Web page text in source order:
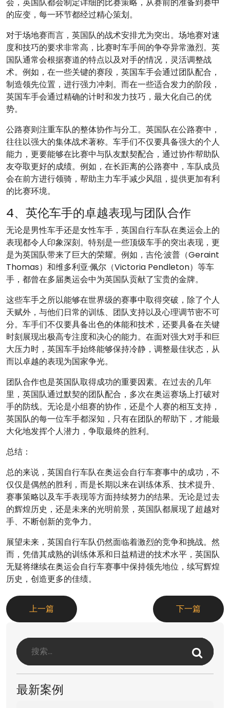
的应变，每一环节都经过精心策划。
对于场地赛而言，英国队的战术安排尤为突出。场地赛对速
度和技巧的要求非常高，比赛时车手间的争夺异常激烈。英
国队通常会根据赛道的特点以及对手的情况，灵活调整战
术。例如，在一些关键的赛段，英国车手会通过团队配合，
制造领先位置，进行强力冲刺。而在一些适合发力的阶段，
英国车手会通过精确的计时和发力技巧，最大化自己的优
势。
公路赛则注重车队的整体协作与分工。英国队在公路赛中，
往往以强大的集体战术著称。车手们不仅要具备强大的个人
能力，更要能够在比赛中与队友默契配合，通过协作帮助队
友夺取更好的成绩。例如，在长距离的公路赛中，车队成员
会在前方进行领骑，帮助主力车手减少风阻，提供更加有利
的比赛环境。
4、英伦车手的卓越表现与团队合作
无论是男性车手还是女性车手，英国自行车队在奥运会上的
表现都令人印象深刻。特别是一些顶级车手的突出表现，更
是为英国队带来了巨大的荣耀。例如，吉伦·波普（Geraint
Thomas）和维多利亚·佩尔（Victoria Pendleton）等车
手，都曾在多届奥运会中为英国队贡献了宝贵的金牌。
这些车手之所以能够在世界级的赛事中取得突破，除了个人
天赋外，与他们日常的训练、团队支持以及心理调节密不可
分。车手们不仅要具备出色的体能和技术，还要具备在关键
时刻展现出极高专注度和决心的能力。在面对强大对手和巨
大压力时，英国车手始终能够保持冷静，调整最佳状态，从
而以卓越的表现为国家争光。
团队合作也是英国队取得成功的重要因素。在过去的几年
里，英国队通过默契的团队配合，多次在奥运赛场上打破对
手的防线。无论是小组赛的协作，还是个人赛的相互支持，
英国队的每一位车手都深知，只有在团队的帮助下，才能最
大化地发挥个人潜力，争取最终的胜利。
总结：
总的来说，英国自行车队在奥运会自行车赛事中的成功，不
仅仅是偶然的胜利，而是长期以来在训练体系、技术提升、
赛事策略以及车手表现等方面持续努力的结果。无论是过去
的辉煌历史，还是未来的光明前景，英国队都展现了超越对
手、不断创新的竞争力。
展望未来，英国自行车队仍然面临着激烈的竞争和挑战。然
而，凭借其成熟的训练体系和日益精进的技术水平，英国队
无疑将继续在奥运会自行车赛事中保持领先地位，续写辉煌
历史，创造更多的佳绩。
上一篇 下一篇
最新案例